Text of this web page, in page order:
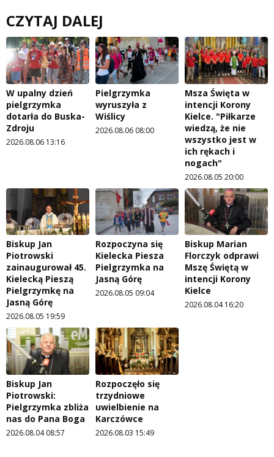
CZYTAJ DALEJ
W upalny dzień
pielgrzymka
dotarła do Buska-
Zdroju
2026.08.06 13:16
Pielgrzymka
wyruszyła z
Wiślicy
2026.08.06 08:00
Msza Święta w
intencji Korony
Kielce. "Piłkarze
wiedzą, że nie
wszystko jest w
ich rękach i
nogach"
2026.08.05 20:00
Biskup Jan
Piotrowski
zainaugurował 45.
Kielecką Pieszą
Pielgrzymkę na
Jasną Górę
2026.08.05 19:59
Rozpoczyna się
Kielecka Piesza
Pielgrzymka na
Jasną Górę
2026.08.05 09:04
Biskup Marian
Florczyk odprawi
Mszę Świętą w
intencji Korony
Kielce
2026.08.04 16:20
Biskup Jan
Piotrowski:
Pielgrzymka zbliża
nas do Pana Boga
2026.08.04 08:57
Rozpoczęło się
trzydniowe
uwielbienie na
Karczówce
2026.08.03 15:49